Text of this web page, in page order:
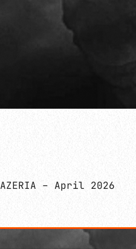
AZERIA – April 2026